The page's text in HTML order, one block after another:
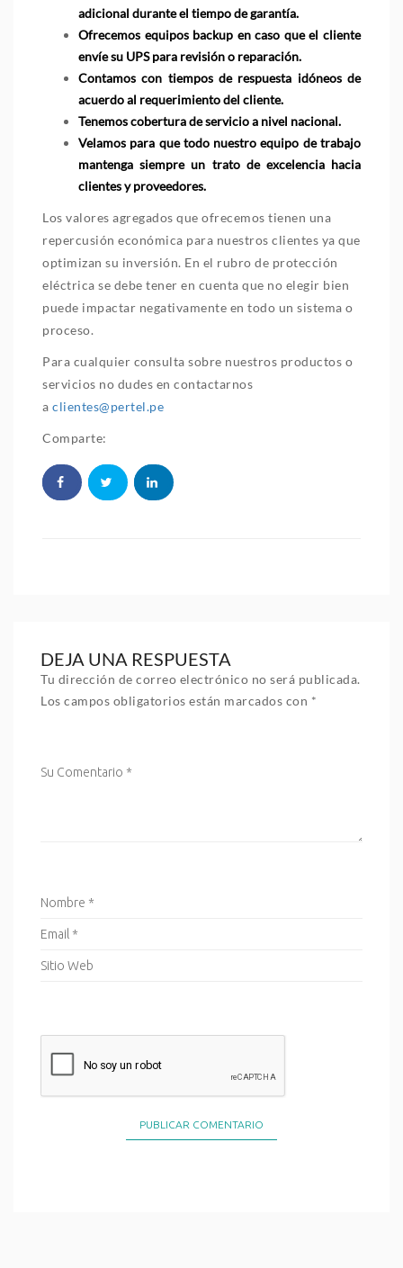
adicional durante el tiempo de garantía.
Ofrecemos equipos backup en caso que el cliente
envíe su UPS para revisión o reparación.
Contamos con tiempos de respuesta idóneos de
acuerdo al requerimiento del cliente.
Tenemos cobertura de servicio a nivel nacional.
Velamos para que todo nuestro equipo de trabajo
mantenga siempre un trato de excelencia hacia
clientes y proveedores.
Los valores agregados que ofrecemos tienen una
repercusión económica para nuestros clientes ya que
optimizan su inversión. En el rubro de protección
eléctrica se debe tener en cuenta que no elegir bien
puede impactar negativamente en todo un sistema o
proceso.
Para cualquier consulta sobre nuestros productos o
servicios no dudes en contactarnos
a clientes@pertel.pe
Comparte:
DEJA UNA RESPUESTA
Tu dirección de correo electrónico no será publicada.
Los campos obligatorios están marcados con *